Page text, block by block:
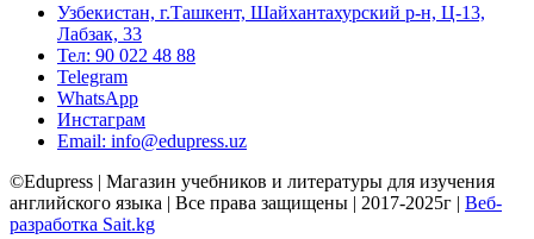
Узбекистан, г.Ташкент, Шайхантахурский р-н, Ц-13,
Лабзак, 33
Тел: 90 022 48 88
Telegram
WhatsApp
Инстаграм
Email: info@edupress.uz
©Edupress | Магазин учебников и литературы для изучения
английского языка | Все права защищены | 2017-2025г | Веб-
разработка Sait.kg